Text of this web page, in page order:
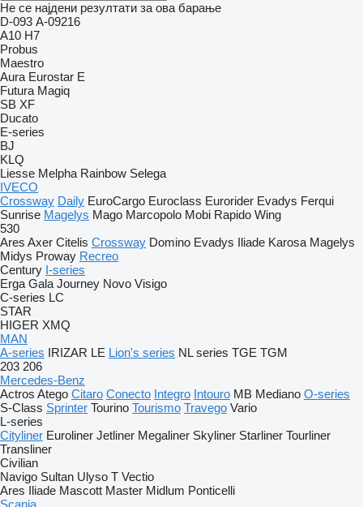
Не се најдени резултати за ова барање
D-093 А-09216
A10 H7
Probus
Maestro
Aura Eurostar E
Futura Magiq
SB XF
Ducato
E-series
BJ
KLQ
Liesse Melpha Rainbow Selega
IVECO
Crossway Daily EuroCargo Euroclass Eurorider Evadys Ferqui
Sunrise Magelys Mago Marcopolo Mobi Rapido Wing
530
Ares Axer Citelis Crossway Domino Evadys Iliade Karosa Magelys
Midys Proway Recreo
Century I-series
Erga Gala Journey Novo Visigo
C-series LC
STAR
HIGER XMQ
MAN
A-series IRIZAR LE Lion's series NL series TGE TGM
203 206
Mercedes-Benz
Actros Atego Citaro Conecto Integro Intouro MB Mediano O-series
S-Class Sprinter Tourino Tourismo Travego Vario
L-series
Cityliner Euroliner Jetliner Megaliner Skyliner Starliner Tourliner
Transliner
Civilian
Navigo Sultan Ulyso T Vectio
Ares Iliade Mascott Master Midlum Ponticelli
Scania